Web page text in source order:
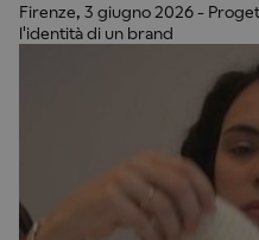
Firenze, 3 giugno 2026 -
l'identità di un brand